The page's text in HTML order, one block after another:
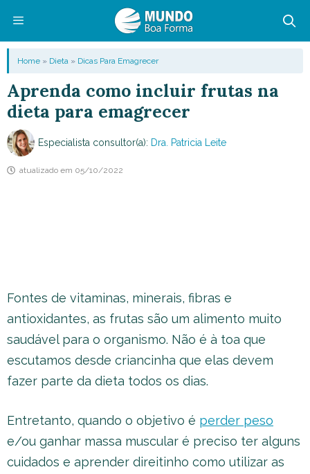
conteúdo
Menu
Home » Dieta » Dicas Para Emagrecer
Aprenda como incluir frutas na
dieta para emagrecer
Especialista consultor(a): Dra. Patricia Leite
atualizado em 05/10/2022
Fontes de vitaminas, minerais, fibras e
antioxidantes, as frutas são um alimento muito
saudável para o organismo. Não é à toa que
escutamos desde criancinha que elas devem
fazer parte da dieta todos os dias.
Entretanto, quando o objetivo é perder peso
e/ou ganhar massa muscular é preciso ter alguns
cuidados e aprender direitinho como utilizar as